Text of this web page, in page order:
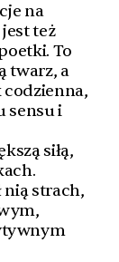
na
też
To
twarz, a
codzienna,
sensu i
siłą,
nią strach,